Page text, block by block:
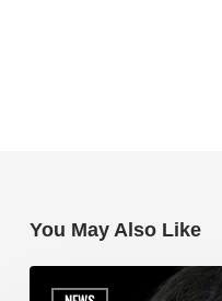
You May Also Like